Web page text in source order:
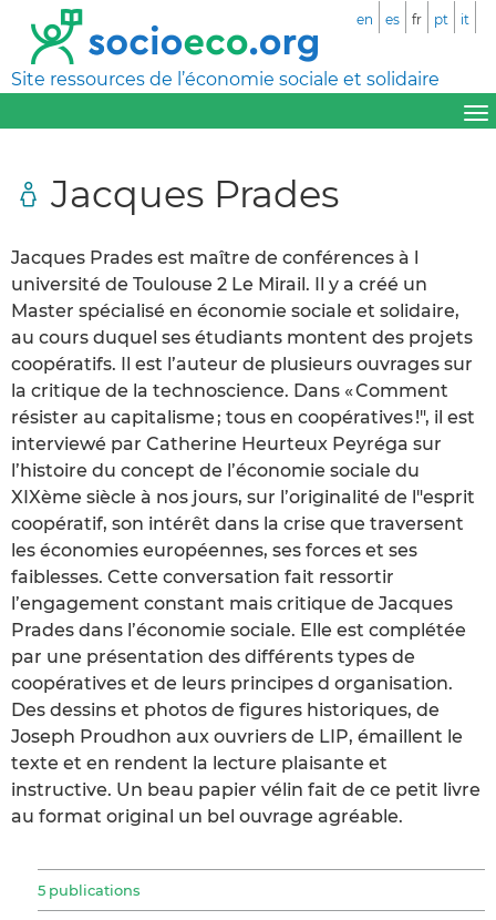
Site ressources de l’économie sociale et solidaire
en es fr pt it
Jacques Prades
Jacques Prades est maître de conférences à l
université de Toulouse 2 Le Mirail. Il y a créé un
Master spécialisé en économie sociale et solidaire,
au cours duquel ses étudiants montent des projets
coopératifs. Il est l’auteur de plusieurs ouvrages sur
la critique de la technoscience. Dans « Comment
résister au capitalisme ; tous en coopératives !", il est
interviewé par Catherine Heurteux Peyréga sur
l’histoire du concept de l’économie sociale du
XIXème siècle à nos jours, sur l’originalité de l"esprit
coopératif, son intérêt dans la crise que traversent
les économies européennes, ses forces et ses
faiblesses. Cette conversation fait ressortir
l’engagement constant mais critique de Jacques
Prades dans l’économie sociale. Elle est complétée
par une présentation des différents types de
coopératives et de leurs principes d organisation.
Des dessins et photos de figures historiques, de
Joseph Proudhon aux ouvriers de LIP, émaillent le
texte et en rendent la lecture plaisante et
instructive. Un beau papier vélin fait de ce petit livre
au format original un bel ouvrage agréable.
5 publications